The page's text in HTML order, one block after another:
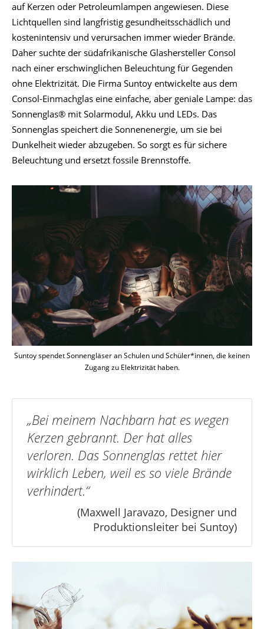
auf Kerzen oder Petroleumlampen angewiesen. Diese
Lichtquellen sind langfristig gesundheitsschädlich und
kostenintensiv und verursachen immer wieder Brände.
Daher suchte der südafrikanische Glashersteller Consol
nach einer erschwinglichen Beleuchtung für Gegenden
ohne Elektrizität. Die Firma Suntoy entwickelte aus dem
Consol-Einmachglas eine einfache, aber geniale Lampe: das
Sonnenglas® mit Solarmodul, Akku und LEDs. Das
Sonnenglas speichert die Sonnenenergie, um sie bei
Dunkelheit wieder abzugeben. So sorgt es für sichere
Beleuchtung und ersetzt fossile Brennstoffe.
Suntoy spendet Sonnengläser an Schulen und Schüler*innen, die keinen
Zugang zu Elektrizität haben.
„Bei meinem Nachbarn hat es wegen
Kerzen gebrannt. Der hat alles
verloren. Das Sonnenglas rettet hier
wirklich Leben, weil es so viele Brände
verhindert.“
(Maxwell Jaravazo, Designer und
Produktionsleiter bei Suntoy)